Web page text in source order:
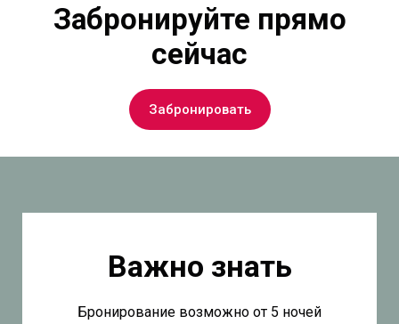
Забронируйте прямо
сейчас
Забронировать
Важно знать
Бронирование возможно от 5 ночей